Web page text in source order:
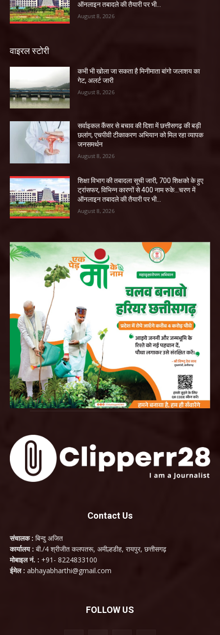
ऑनलाइन तबादले की तैयारी पर भी...
August 8, 2026
वाइरल स्टोरी
कभी भी खोला जा सकता है मिनीमाता बांगो जलाशय का
गेट, अलर्ट जारी
August 8, 2026
सर्वाइकल कैंसर से बचाव की दिशा में छत्तीसगढ़ की बड़ी
छलांग, एचपीवी टीकाकरण अभियान को मिल रहा व्यापक
जनसमर्थन
August 8, 2026
शिक्षा विभाग की तबादला सूची जारी, 700 शिक्षको के हुए
ट्रांसफर, विभिन्न कारणों से 400 नाम रुके…चरण में
ऑनलाइन तबादले की तैयारी पर भी...
August 8, 2026
Contact Us
संचालक : बिन्दु अजित
कार्यालय : बी./4 श्रीजीत कलपतरू, अमील्हडीह, रायपुर, छत्तीसगढ़
मोबाइल नं. : +91- 8224833100
ईमेल : abhayabharthi@gmail.com
FOLLOW US